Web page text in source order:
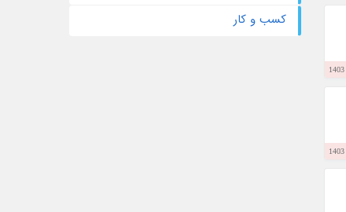
کسب و کار